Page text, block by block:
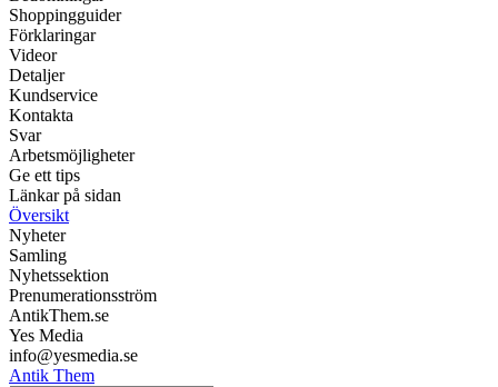
Shoppingguider
Förklaringar
Videor
Detaljer
Kundservice
Kontakta
Svar
Arbetsmöjligheter
Ge ett tips
Länkar på sidan
Översikt
Nyheter
Samling
Nyhetssektion
Prenumerationsström
AntikThem.se
Yes Media
info@yesmedia.se
Antik Them